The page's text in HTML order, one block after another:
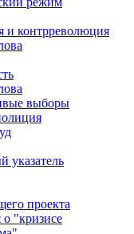
и контрреволюция
выборы
указатель
проекта
о "кризисе